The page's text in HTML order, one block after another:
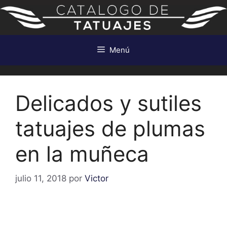
Saltar
contenido
Menú
Delicados y sutiles
tatuajes de plumas
en la muñeca
julio 11, 2018 por Victor